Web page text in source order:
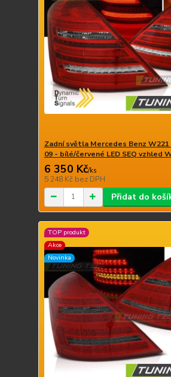
Zadní světla Mercedes Benz
09 - bílé/červené LED SEQ vzhled
6 350 Kč/ks
5 248 Kč bez DPH
Přidat do
TOP produkt
Akce
Novinka